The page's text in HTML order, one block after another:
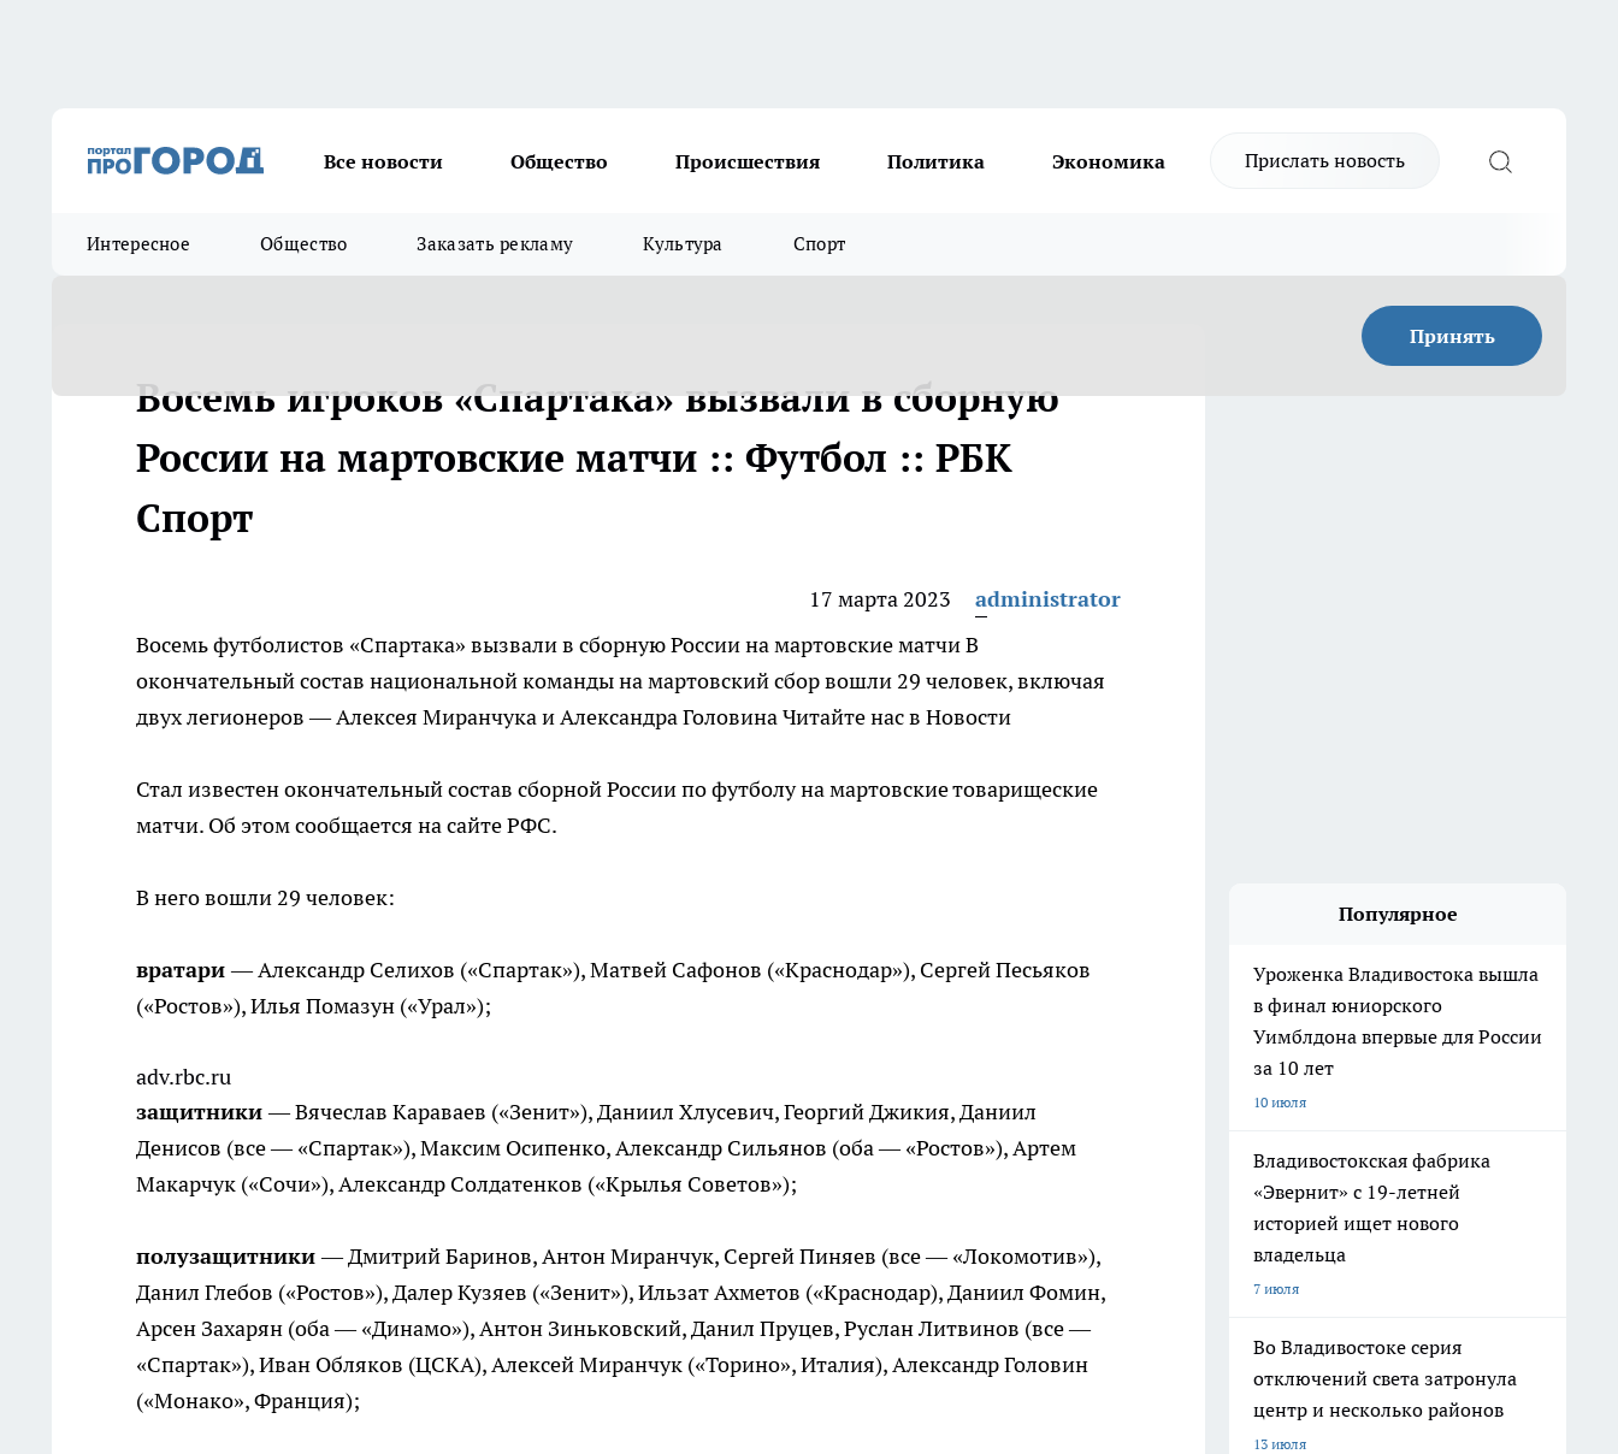
Все новости Общество Происшествия Политика Экономика Прислать новость
Интересное Общество Заказать рекламу Культура Спорт
Принять
Восемь игроков «Спартака» вызвали в сборную
России на мартовские матчи :: Футбол :: РБК
Спорт
17 марта 2023
administrator
Восемь футболистов «Спартака» вызвали в сборную России на мартовские матчиВ
окончательный состав национальной команды на мартовский сбор вошли 29 человек, включая
двух легионеров — Алексея Миранчука и Александра ГоловинаЧитайте нас в Новости
Стал известен окончательный состав сборной России по футболу на мартовские товарищеские
матчи. Об этом сообщается на сайте РФС.
В него вошли 29 человек:
вратари— Александр Селихов («Спартак»), Матвей Сафонов («Краснодар»), Сергей Песьяков
(«Ростов»), Илья Помазун («Урал»);
adv.rbc.ru
защитники— Вячеслав Караваев («Зенит»), Даниил Хлусевич, Георгий Джикия, Даниил
Денисов (все — «Спартак»), Максим Осипенко, Александр Сильянов (оба — «Ростов»), Артем
Макарчук («Сочи»), Александр Солдатенков («Крылья Советов»);
полузащитники— Дмитрий Баринов, Антон Миранчук, Сергей Пиняев (все — «Локомотив»),
Данил Глебов («Ростов»), Далер Кузяев («Зенит»), Ильзат Ахметов («Краснодар), Даниил Фомин,
Арсен Захарян (оба — «Динамо»), Антон Зиньковский, Данил Пруцев, Руслан Литвинов (все —
«Спартак»), Иван Обляков (ЦСКА), Алексей Миранчук («Торино», Италия), Александр Головин
(«Монако», Франция);
Популярное
Уроженка Владивостока вышла
в финал юниорского
Уимблдона впервые для России
за 10 лет
10 июля
Владивостокская фабрика
«Эвернит» с 19-летней
историей ищет нового
владельца
7 июля
Во Владивостоке серия
отключений света затронула
центр и несколько районов
13 июля